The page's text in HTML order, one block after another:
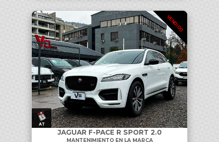
VENDIDO
JAGUAR F-PACE R SPORT 2.0
MANTENIMIENTO EN LA MARCA